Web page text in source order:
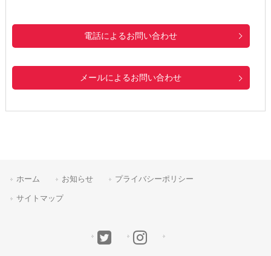
電話によるお問い合わせ
メールによるお問い合わせ
ホーム お知らせ プライバシーポリシー
サイトマップ